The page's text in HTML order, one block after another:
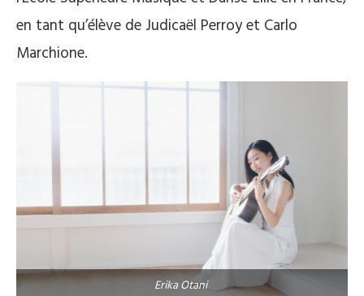
en tant qu’élève de Judicaël Perroy et Carlo
Marchione.
Erika Otani